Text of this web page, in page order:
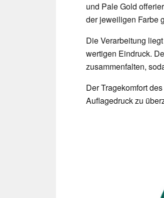
und Pale Gold
der jeweiligen Farbe
Die Verarbeitung
wertigen Eindruck.
zusammenfalten,
Der Tragekomfort
Auflagedruck zu